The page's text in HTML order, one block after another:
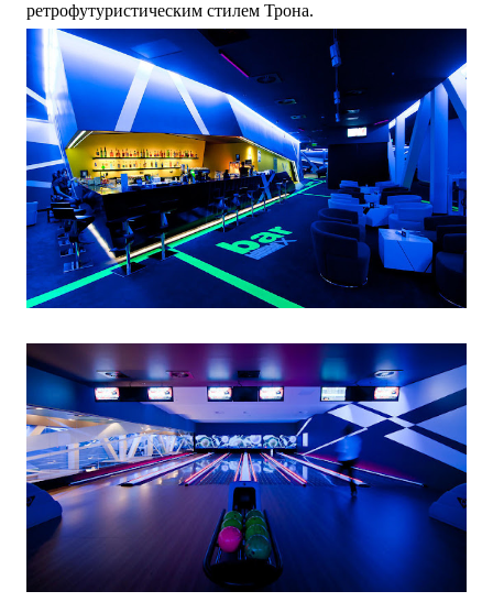
ретрофутуристическим стилем Трона.